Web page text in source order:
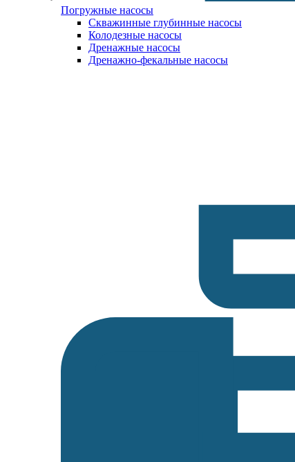
Погружные насосы
Скважинные глубинные насосы
Колодезные насосы
Дренажные насосы
Дренажно-фекальные насосы